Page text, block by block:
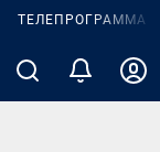
ТЕЛЕПРОГРАММА